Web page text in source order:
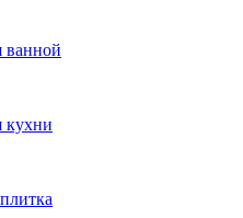
ванной
кухни